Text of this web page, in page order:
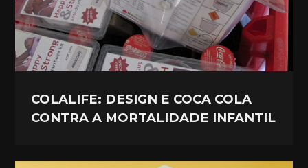
COLALIFE: DESIGN E COCA COLA
CONTRA A MORTALIDADE INFANTIL